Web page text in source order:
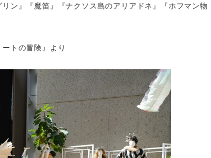
ン』『魔笛』『ナクソス島のアリアドネ』『ホフマン物
トの冒険』より